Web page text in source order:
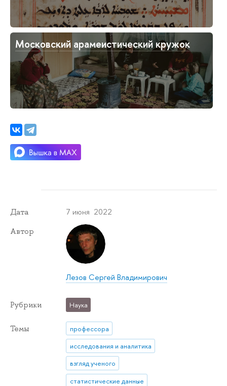
Московский арамеистический кружок
Дата 7 июня 2022
Автор
Лезов Сергей Владимирович
Рубрики Наука
Темы
профессора
исследования и аналитика
взгляд ученого
статистические данные